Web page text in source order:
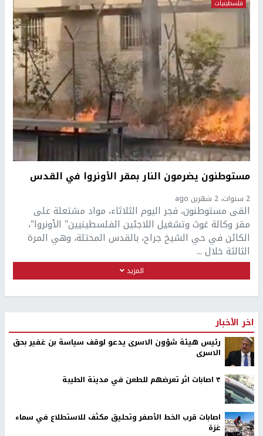
فلسطينيات
مستوطنون يضرمون النار بمقر الأونروا في القدس
2 سنوات، 2 شهرين ago
القى مستوطنون، فجر اليوم الثلاثاء، مواد مشتعلة على
مقر وكالة غوث وتشغيل اللاجئين الفلسطينيين" الأونروا"،
الكائن في حي الشيخ جراح، بالقدس المحتلة، وهي المرة
الثالثة خلال ...
المزيد
اخر الأخبار
رئيس هيئة شؤون الاسرى يدعو لوقف سياسة بن غفير بحق
الاسرى
٣ اصابات اثر تعرضهم للطعن في مدينة الطيبة
اصابات قرب الخط الأصفر وتحليق مكثف للاستطلاع في سماء
غزة